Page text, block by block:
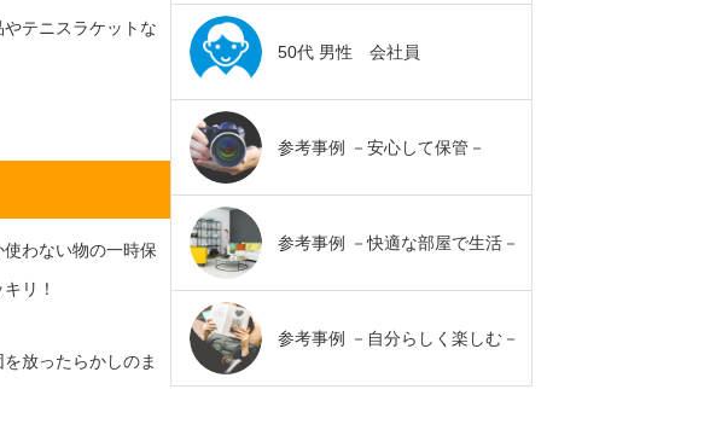
テニスラケットな
わない物の一時保
リ！
放ったらかしのま
50代 男性 会社員
参考事例 －安心して保管－
参考事例 －快適な部屋で生活－
参考事例 －自分らしく楽しむ－